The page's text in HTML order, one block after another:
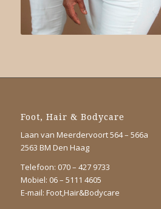
Foot, Hair & Bodycare
Laan van Meerdervoort 564 – 566a
2563 BM Den Haag
Telefoon: 070 – 427 9733
Mobiel: 06 – 5111 4605
E-mail: Foot,Hair&Bodycare